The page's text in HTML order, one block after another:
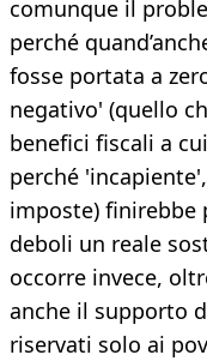
comunque il
perché
fosse portata a
negativo' (quello
benefici fiscali a
perché
imposte) finirebbe
deboli un reale
occorre invece,
anche il supporto
riservati solo ai